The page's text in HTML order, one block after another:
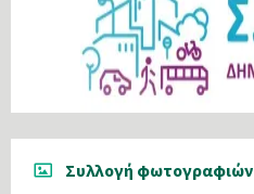
Συλλογή φωτογραφιών